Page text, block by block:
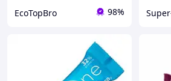
EcoTopBro 98%